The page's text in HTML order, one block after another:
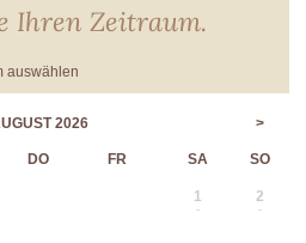
Ihren Zeitraum.
auswählen
2026 >
DO FR SA SO
1
-
2
-